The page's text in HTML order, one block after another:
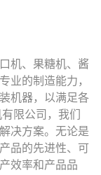
机、果糖机、酱
业的制造能力，
机器，以满足各
限公司，我们
决方案。无论是
品的先进性、可
效率和产品品